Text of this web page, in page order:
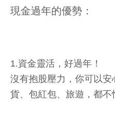
現金過年的優勢：
1.資金靈活，好過年！
沒有抱股壓力，你可以
貨、包紅包、旅遊，都